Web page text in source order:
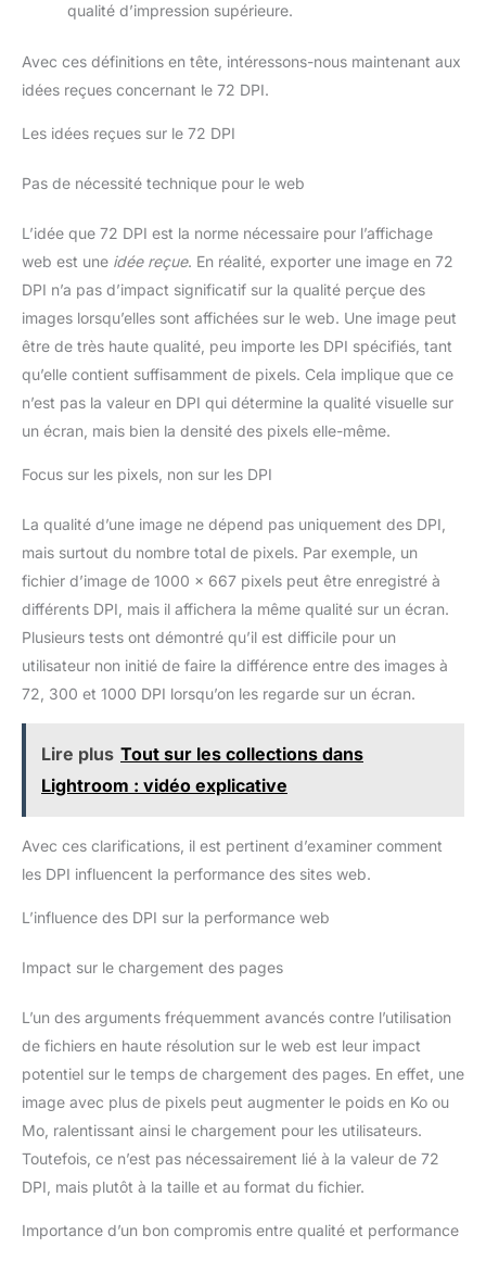
qualité d’impression supérieure.
Avec ces définitions en tête, intéressons-nous maintenant aux
idées reçues concernant le 72 DPI.
Les idées reçues sur le 72 DPI
Pas de nécessité technique pour le web
L’idée que 72 DPI est la norme nécessaire pour l’affichage
web est une idée reçue. En réalité, exporter une image en 72
DPI n’a pas d’impact significatif sur la qualité perçue des
images lorsqu’elles sont affichées sur le web. Une image peut
être de très haute qualité, peu importe les DPI spécifiés, tant
qu’elle contient suffisamment de pixels. Cela implique que ce
n’est pas la valeur en DPI qui détermine la qualité visuelle sur
un écran, mais bien la densité des pixels elle-même.
Focus sur les pixels, non sur les DPI
La qualité d’une image ne dépend pas uniquement des DPI,
mais surtout du nombre total de pixels. Par exemple, un
fichier d’image de 1000 x 667 pixels peut être enregistré à
différents DPI, mais il affichera la même qualité sur un écran.
Plusieurs tests ont démontré qu’il est difficile pour un
utilisateur non initié de faire la différence entre des images à
72, 300 et 1000 DPI lorsqu’on les regarde sur un écran.
Lire plus Tout sur les collections dans
Lightroom : vidéo explicative
Avec ces clarifications, il est pertinent d’examiner comment
les DPI influencent la performance des sites web.
L’influence des DPI sur la performance web
Impact sur le chargement des pages
L’un des arguments fréquemment avancés contre l’utilisation
de fichiers en haute résolution sur le web est leur impact
potentiel sur le temps de chargement des pages. En effet, une
image avec plus de pixels peut augmenter le poids en Ko ou
Mo, ralentissant ainsi le chargement pour les utilisateurs.
Toutefois, ce n’est pas nécessairement lié à la valeur de 72
DPI, mais plutôt à la taille et au format du fichier.
Importance d’un bon compromis entre qualité et performance